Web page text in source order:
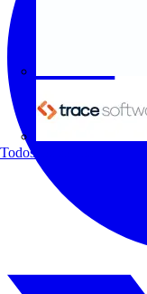
Todos los socios